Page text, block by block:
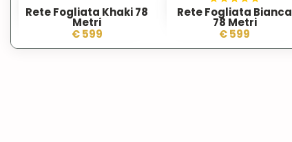
Rete Fogliata Khaki 78
Metri
€ 599
Rete Fogliata Bianca
78 Metri
€ 599